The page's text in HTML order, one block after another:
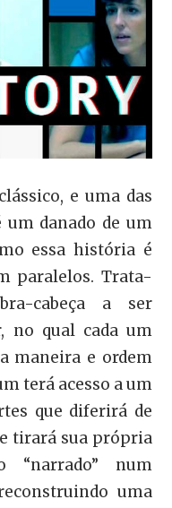
e uma das
danado de um
essa história é
paralelos. Trata-
cabeça a ser
no qual cada um
maneira e ordem
terá acesso a um
que diferirá de
tirará sua própria
“narrado” num
uma